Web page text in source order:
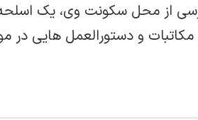
از محل سکونت وی، یک
مکاتبات و دستورالعمل هایی